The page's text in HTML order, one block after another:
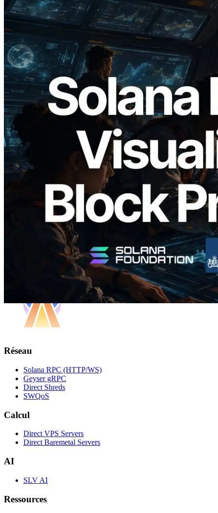
2026.05.24
Validators Solutions lance le Solana Block
Analyzer — Visualisation du temps de
production de bloc par slot et des
validateurs assignés
Réseau
Solana RPC (HTTP/WS)
Geyser gRPC
Direct Shreds
SWQoS
Calcul
Direct VPS Servers
Direct Baremetal Servers
AI
SLV AI
Ressources